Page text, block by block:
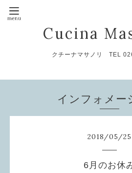
Cucina
クチーナマサノリ TEL
インフォメー
2018/05/25
6月のお休